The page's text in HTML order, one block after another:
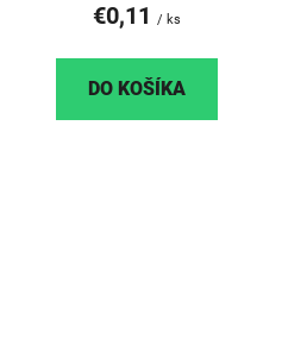
€0,11 / ks
DO KOŠÍKA